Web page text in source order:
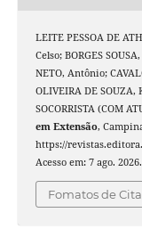
LEITE PESSOA DE
Celso; BORGES
NETO, Antônio;
OLIVEIRA DE SOUZA,
SOCORRISTA (COM
em Extensão,
https://
Acesso em: 7 ago. 2026.
Fomatos de